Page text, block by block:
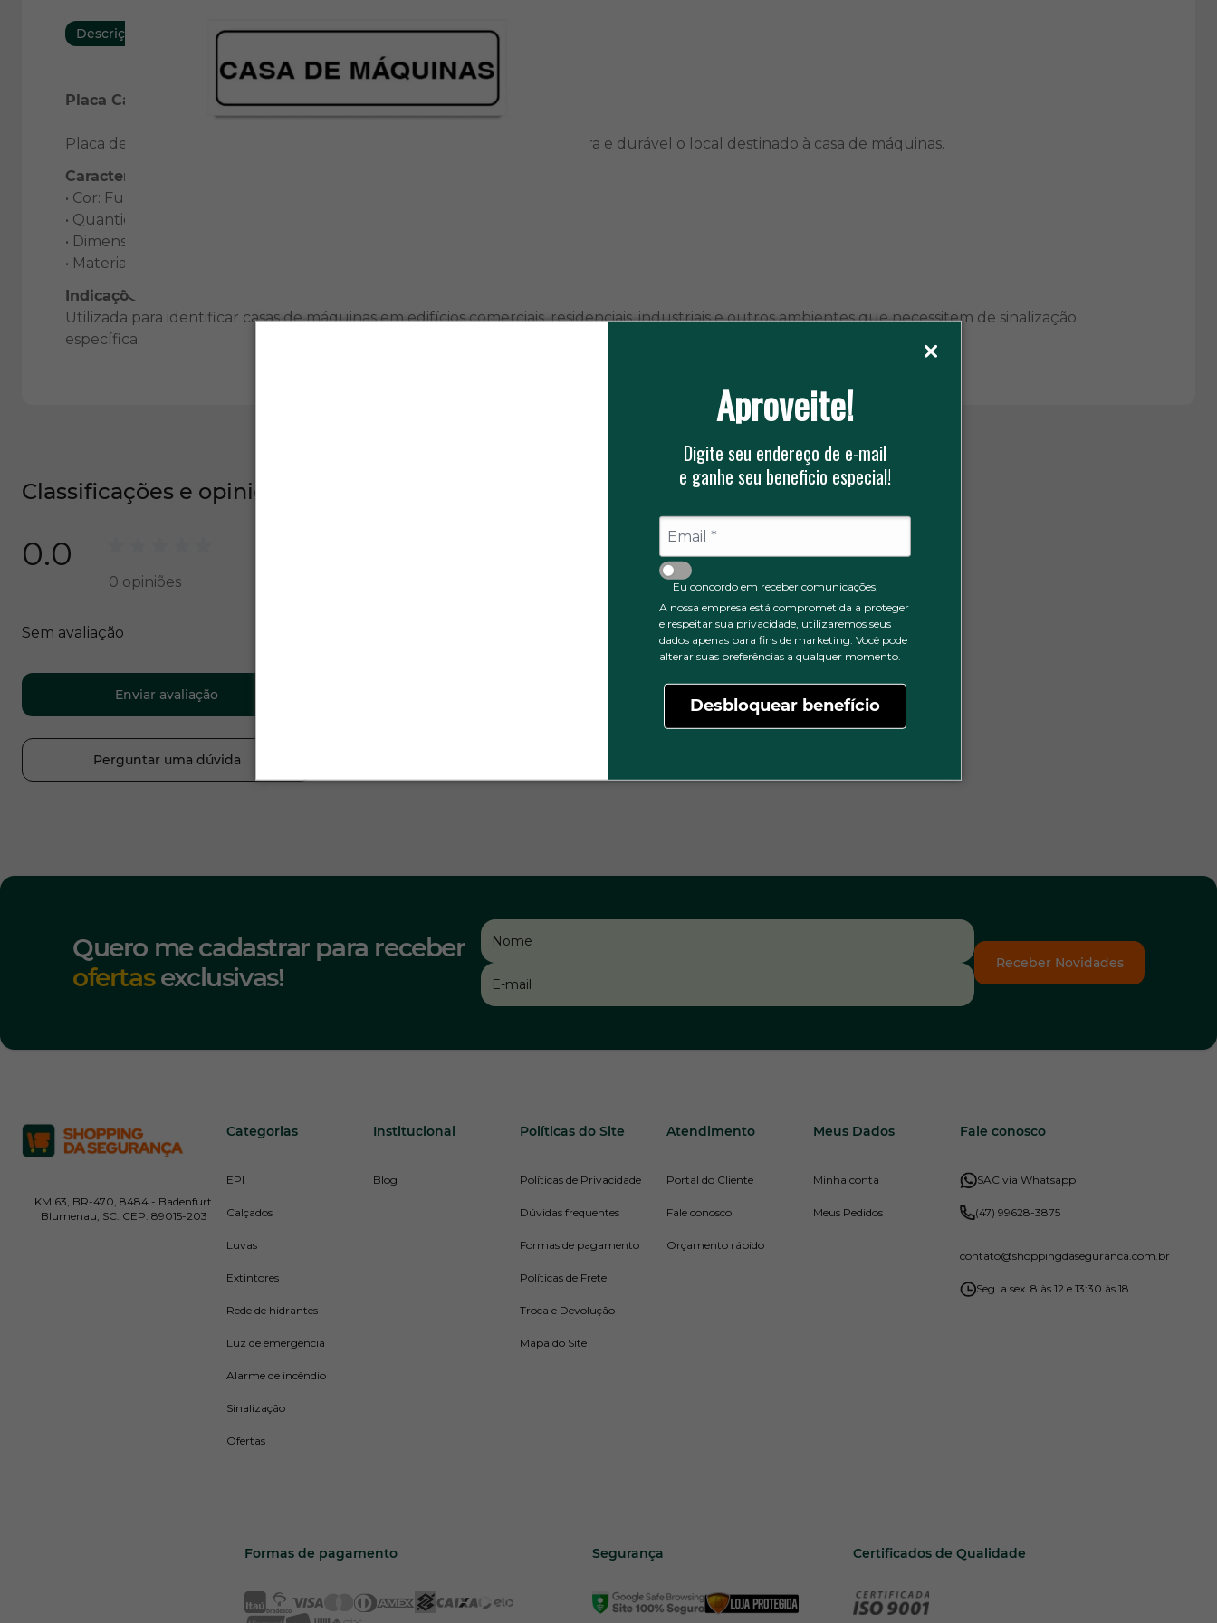
Aproveite!
Digite seu endereço de e-mail
e ganhe seu beneficio especial!
Eu concordo em receber comunicações.
A nossa empresa está comprometida a proteger
e respeitar sua privacidade, utilizaremos seus
dados apenas para fins de marketing. Você pode
alterar suas preferências a qualquer momento.
Desbloquear benefício
Descrição
Placa Casa de Máquinas de PVC 19x6cm
Placa de identificação fabricada em PVC, ideal para sinalizar de forma clara e durável o local destinado à casa de máquinas.
Características:
• Cor: Fundo branco com descrição preta.
• Quantidade: 01 peça.
• Dimensões: 19x6cm.
• Material: PVC de alta qualidade.
Indicações de Uso:
Utilizada para identificar casas de máquinas em edifícios comerciais, residenciais, industriais e outros ambientes que necessitem de sinalização
específica.
Características
Classificações e opiniões
0.0
0 opiniões
0
0
Sem avaliação
Enviar avaliação
Perguntar uma dúvida
Quero me cadastrar para receber
ofertasexclusivas! Receber Novidades
KM 63, BR-470, 8484 - Badenfurt.
Blumenau, SC. CEP: 89015-203
Categorias
EPI
Calçados
Luvas
Extintores
Rede de hidrantes
Luz de emergência
Alarme de incêndio
Sinalização
Ofertas
Institucional
Blog
Políticas do Site
Políticas de Privacidade
Dúvidas frequentes
Formas de pagamento
Políticas de Frete
Troca e Devolução
Mapa do Site
Atendimento
Portal do Cliente
Fale conosco
Orçamento rápido
Meus Dados
Minha conta
Meus Pedidos
Fale conosco
SAC via Whatsapp
(47) 99628-3875
contato@shoppingdaseguranca.com.br
Seg. a sex. 8 às 12 e 13:30 às 18
Formas de pagamento Segurança Certificados de Qualidade